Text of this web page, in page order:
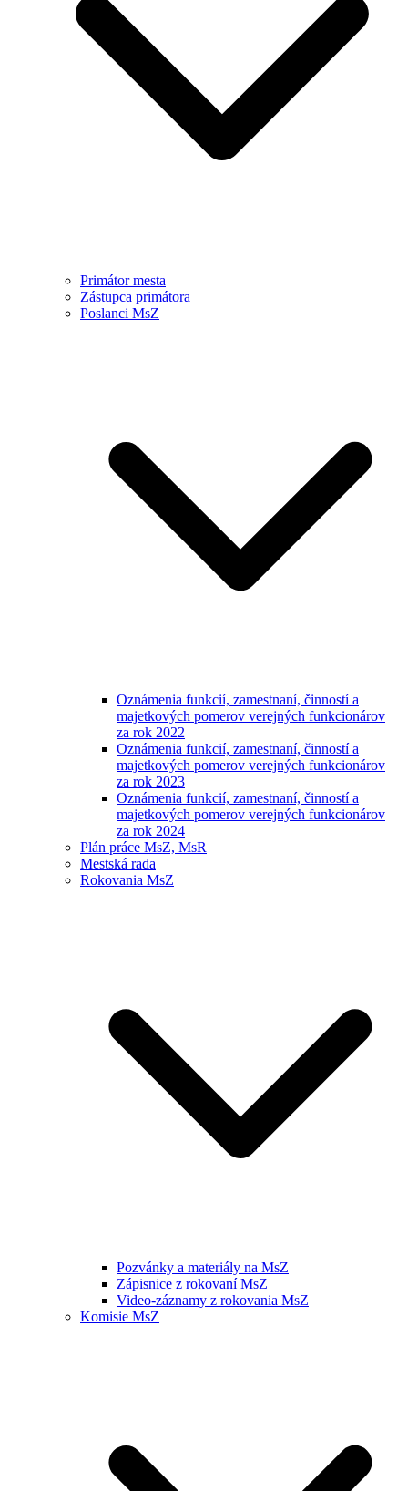
Primátor mesta
Zástupca primátora
Poslanci MsZ
Oznámenia funkcií, zamestnaní, činností a
majetkových pomerov verejných funkcionárov
za rok 2022
Oznámenia funkcií, zamestnaní, činností a
majetkových pomerov verejných funkcionárov
za rok 2023
Oznámenia funkcií, zamestnaní, činností a
majetkových pomerov verejných funkcionárov
za rok 2024
Plán práce MsZ, MsR
Mestská rada
Rokovania MsZ
Pozvánky a materiály na MsZ
Zápisnice z rokovaní MsZ
Video-záznamy z rokovania MsZ
Komisie MsZ